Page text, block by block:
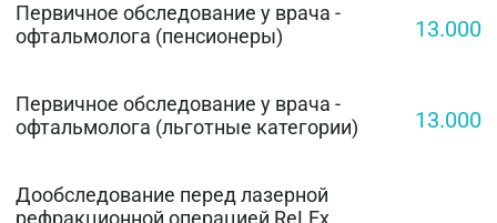
Первичное обследование у врача -
офтальмолога (пенсионеры)
13.000
Первичное обследование у врача -
офтальмолога (льготные категории)
13.000
Дообследование перед лазерной
рефракционной операцией ReLEx